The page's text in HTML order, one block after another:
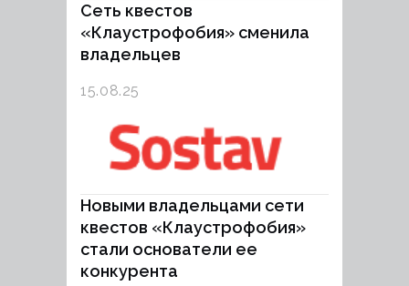
Cеть квестов
«Клаустрофобия» сменила
владельцев
15.08.25
Новыми владельцами сети
квестов «Клаустрофобия»
стали основатели ее
конкурента